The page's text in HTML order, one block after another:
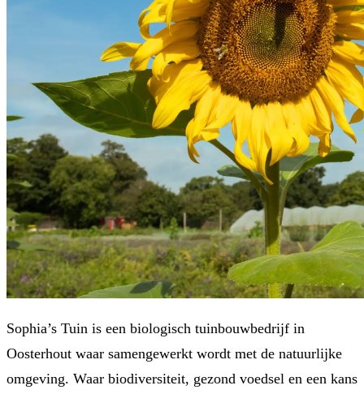
Sophia’s Tuin is een biologisch tuinbouwbedrijf in
Oosterhout waar samengewerkt wordt met de natuurlijke
omgeving. Waar biodiversiteit, gezond voedsel en een kans